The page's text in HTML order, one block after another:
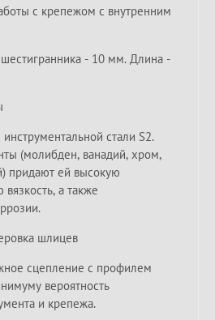
с крепежом с внутренним
- 10 мм. Длина -
инструментальной стали S2.
(молибден, ванадий, хром,
придают ей высокую
а также
шлицев
сцепление с профилем
вероятность
и крепежа.